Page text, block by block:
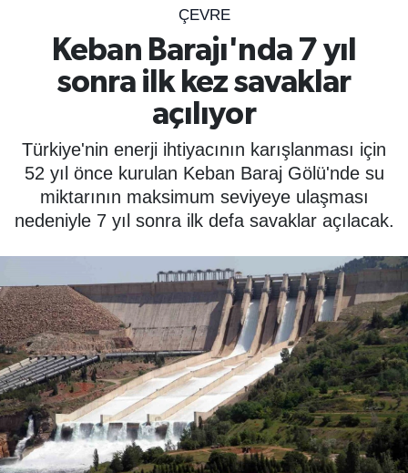
ÇEVRE
Keban Barajı'nda 7 yıl
sonra ilk kez savaklar
açılıyor
Türkiye'nin enerji ihtiyacının karışlanması için
52 yıl önce kurulan Keban Baraj Gölü'nde su
miktarının maksimum seviyeye ulaşması
nedeniyle 7 yıl sonra ilk defa savaklar açılacak.
ÇEVRE
BİLİM - TEKNOLOJİ
KADIN
MAGAZİN